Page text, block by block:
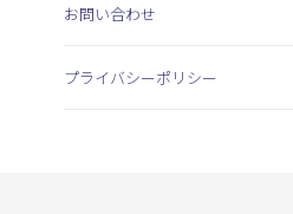
お問い合わせ
プライバシーポリシー